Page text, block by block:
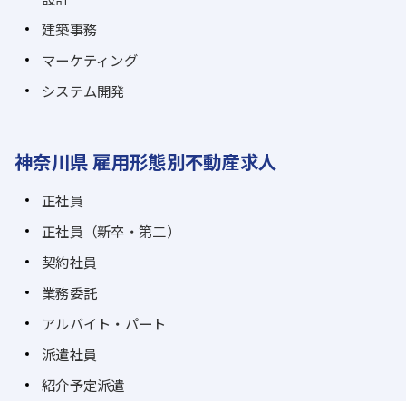
建築事務
マーケティング
システム開発
神奈川県 雇用形態別不動産求人
正社員
正社員（新卒・第二）
契約社員
業務委託
アルバイト・パート
派遣社員
紹介予定派遣